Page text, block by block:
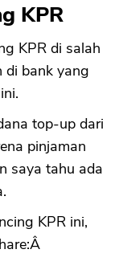
KPR
KPR di salah
di bank yang
top-up dari
pinjaman
saya tahu ada
KPR ini,